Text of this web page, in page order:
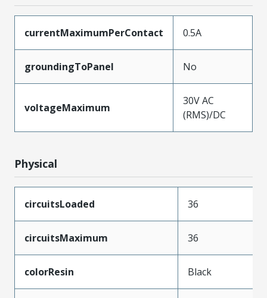
currentMaximumPerContact 0.5A
groundingToPanel No
voltageMaximum
30V AC
(RMS)/DC
Physical
circuitsLoaded 36
circuitsMaximum 36
colorResin Black